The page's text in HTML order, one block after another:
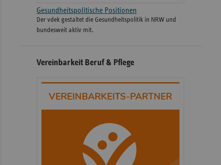
Gesundheitspolitische Positionen
Der vdek gestaltet die Gesundheitspolitik in NRW und
bundesweit aktiv mit.
Vereinbarkeit Beruf & Pflege